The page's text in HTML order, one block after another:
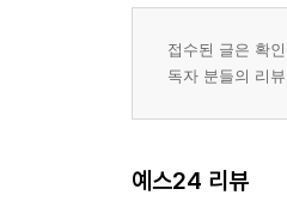
접수된 글은 확
독자 분들의 리
예스24 리뷰